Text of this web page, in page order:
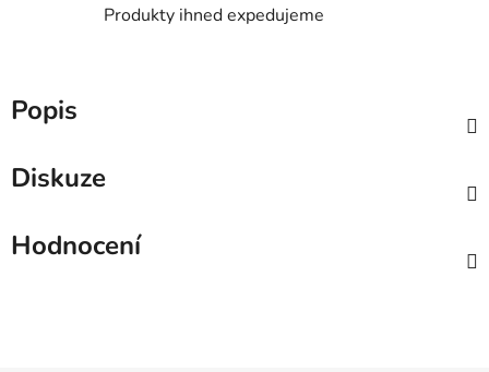
Produkty ihned expedujeme
Popis
Diskuze
Hodnocení